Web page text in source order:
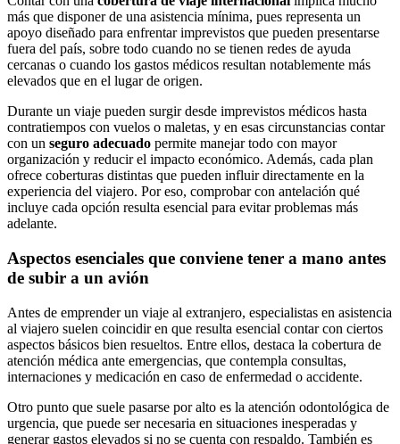
más que disponer de una asistencia mínima, pues representa un
apoyo diseñado para enfrentar imprevistos que pueden presentarse
fuera del país, sobre todo cuando no se tienen redes de ayuda
cercanas o cuando los gastos médicos resultan notablemente más
elevados que en el lugar de origen.
Durante un viaje pueden surgir desde imprevistos médicos hasta
contratiempos con vuelos o maletas, y en esas circunstancias contar
con un seguro adecuado permite manejar todo con mayor
organización y reducir el impacto económico. Además, cada plan
ofrece coberturas distintas que pueden influir directamente en la
experiencia del viajero. Por eso, comprobar con antelación qué
incluye cada opción resulta esencial para evitar problemas más
adelante.
Aspectos esenciales que conviene tener a mano antes
de subir a un avión
Antes de emprender un viaje al extranjero, especialistas en asistencia
al viajero suelen coincidir en que resulta esencial contar con ciertos
aspectos básicos bien resueltos. Entre ellos, destaca la cobertura de
atención médica ante emergencias, que contempla consultas,
internaciones y medicación en caso de enfermedad o accidente.
Otro punto que suele pasarse por alto es la atención odontológica de
urgencia, que puede ser necesaria en situaciones inesperadas y
generar gastos elevados si no se cuenta con respaldo. También es